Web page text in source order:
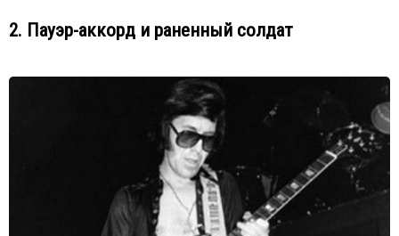
2. Пауэр-аккорд и раненный солдат